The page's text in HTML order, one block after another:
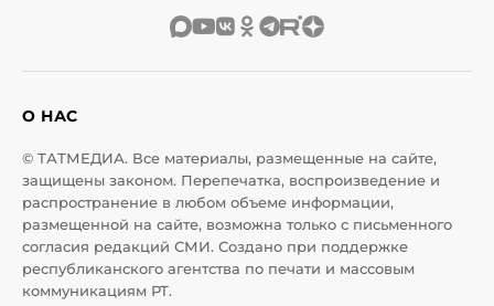
О НАС
© ТАТМЕДИА. Все материалы, размещенные на сайте,
защищены законом. Перепечатка, воспроизведение и
распространение в любом объеме информации,
размещенной на сайте, возможна только с письменного
согласия редакций СМИ. Создано при поддержке
республиканского агентства по печати и массовым
коммуникациям РТ.